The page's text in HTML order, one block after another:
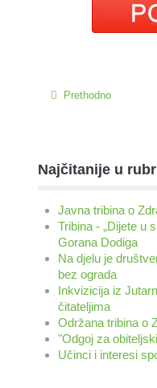
Prethodno
Najčitanije u
Javna tribina o
Tribina - „Dijete u
Gorana Dodiga
Na djelu je
bez ograda
Inkvizicija iz
čitateljima
Održana tribina o
"Odgoj za
Učinci i interesi